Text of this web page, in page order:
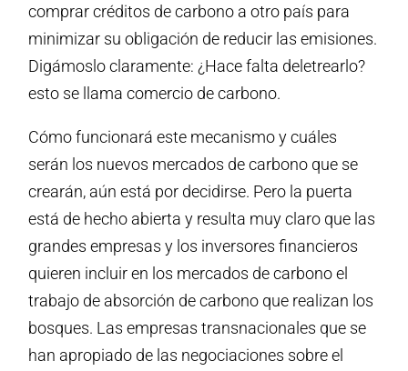
comprar créditos de carbono a otro país para
minimizar su obligación de reducir las emisiones.
Digámoslo claramente: ¿Hace falta deletrearlo?
esto se llama comercio de carbono.
Cómo funcionará este mecanismo y cuáles
serán los nuevos mercados de carbono que se
crearán, aún está por decidirse. Pero la puerta
está de hecho abierta y resulta muy claro que las
grandes empresas y los inversores financieros
quieren incluir en los mercados de carbono el
trabajo de absorción de carbono que realizan los
bosques. Las empresas transnacionales que se
han apropiado de las negociaciones sobre el